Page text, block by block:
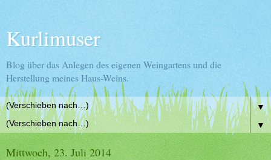
Kurlimuser
Blog über das Anlegen des eigenen Weingartens und die
Herstellung meines Haus-Weins.
▼
▼
Mittwoch, 23. Juli 2014